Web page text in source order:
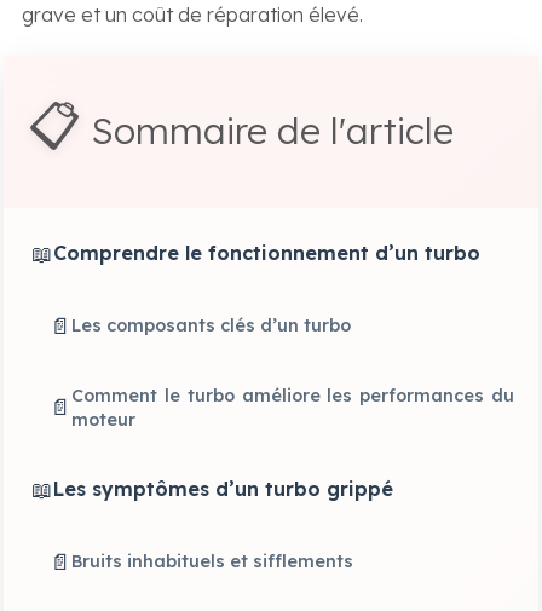
grave et un coût de réparation élevé.
📋 Sommaire de l'article
📖Comprendre le fonctionnement d’un turbo
📄 Les composants clés d’un turbo
📄 Comment le turbo améliore les performances du
moteur
📖Les symptômes d’un turbo grippé
📄 Bruits inhabituels et sifflements